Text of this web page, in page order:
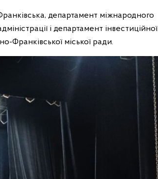
департамент міжнародного
і департамент інвестиційної
Франківської міської ради.